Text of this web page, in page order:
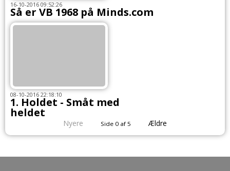
16-10-2016 09:52:26
Så er VB 1968 på Minds.com
08-10-2016 22:18:10
1. Holdet - Småt med
heldet
Nyere Side 0 af 5 Ældre